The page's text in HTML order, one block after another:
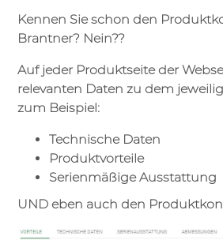
Kennen Sie schon den
Brantner? Nein??
Auf jeder Produktseite der
relevanten Daten zu dem
zum Beispiel:
Technische Daten
Produktvorteile
Serienmäßige Ausstattung
UND eben auch den